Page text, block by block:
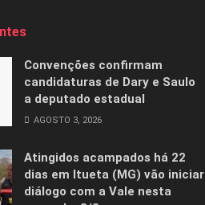
Convenções confirmam
candidaturas de Dary e Saulo
a deputado estadual
AGOSTO 3, 2026
Atingidos acampados há 22
dias em Itueta (MG) vão iniciar
diálogo com a Vale nesta